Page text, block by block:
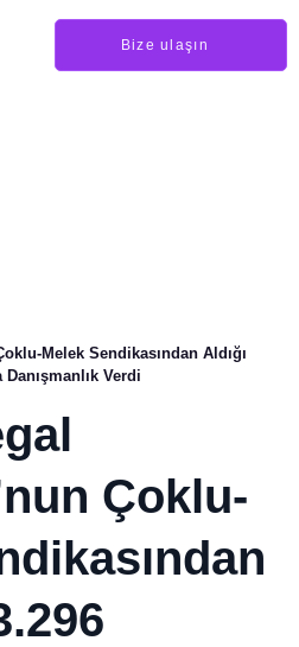
Bize ulaşın
Melek Sendikasından Aldığı
Verdi
Çoklu-